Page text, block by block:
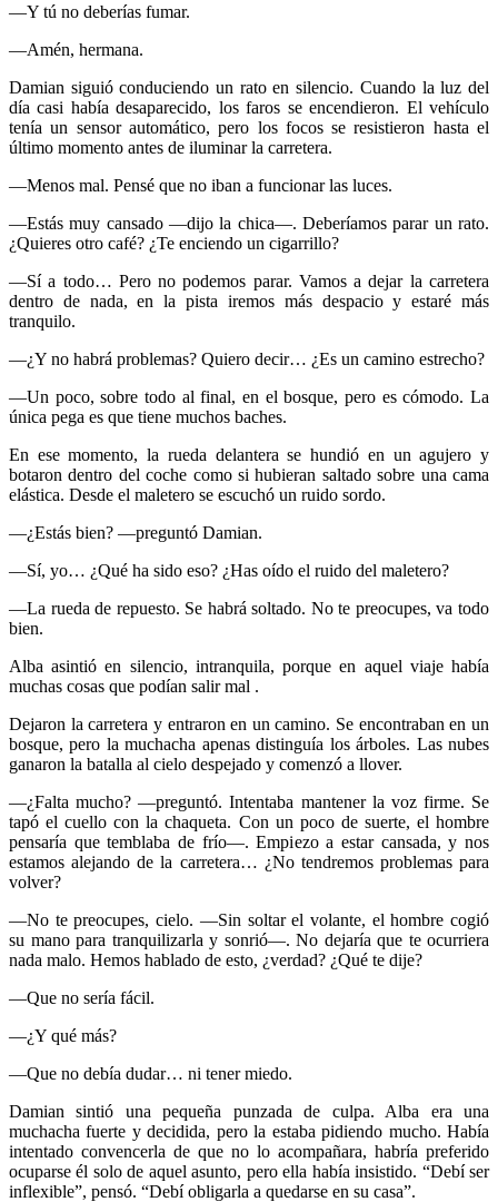
—Y tú no deberías fumar.
—Amén, hermana.
Damian siguió conduciendo un rato en silencio. Cuando la luz del
día casi había desaparecido, los faros se encendieron. El vehículo
tenía un sensor automático, pero los focos se resistieron hasta el
último momento antes de iluminar la carretera.
—Menos mal. Pensé que no iban a funcionar las luces.
—Estás muy cansado —dijo la chica—. Deberíamos parar un rato.
¿Quieres otro café? ¿Te enciendo un cigarrillo?
—Sí a todo… Pero no podemos parar. Vamos a dejar la carretera
dentro de nada, en la pista iremos más despacio y estaré más
tranquilo.
—¿Y no habrá problemas? Quiero decir… ¿Es un camino estrecho?
—Un poco, sobre todo al final, en el bosque, pero es cómodo. La
única pega es que tiene muchos baches.
En ese momento, la rueda delantera se hundió en un agujero y
botaron dentro del coche como si hubieran saltado sobre una cama
elástica. Desde el maletero se escuchó un ruido sordo.
—¿Estás bien? —preguntó Damian.
—Sí, yo… ¿Qué ha sido eso? ¿Has oído el ruido del maletero?
—La rueda de repuesto. Se habrá soltado. No te preocupes, va todo
bien.
Alba asintió en silencio, intranquila, porque en aquel viaje había
muchas cosas que podían salir mal .
Dejaron la carretera y entraron en un camino. Se encontraban en un
bosque, pero la muchacha apenas distinguía los árboles. Las nubes
ganaron la batalla al cielo despejado y comenzó a llover.
—¿Falta mucho? —preguntó. Intentaba mantener la voz firme. Se
tapó el cuello con la chaqueta. Con un poco de suerte, el hombre
pensaría que temblaba de frío—. Empiezo a estar cansada, y nos
estamos alejando de la carretera… ¿No tendremos problemas para
volver?
—No te preocupes, cielo. —Sin soltar el volante, el hombre cogió
su mano para tranquilizarla y sonrió—. No dejaría que te ocurriera
nada malo. Hemos hablado de esto, ¿verdad? ¿Qué te dije?
—Que no sería fácil.
—¿Y qué más?
—Que no debía dudar… ni tener miedo.
Damian sintió una pequeña punzada de culpa. Alba era una
muchacha fuerte y decidida, pero la estaba pidiendo mucho. Había
intentado convencerla de que no lo acompañara, habría preferido
ocuparse él solo de aquel asunto, pero ella había insistido. “Debí ser
inflexible”, pensó. “Debí obligarla a quedarse en su casa”.